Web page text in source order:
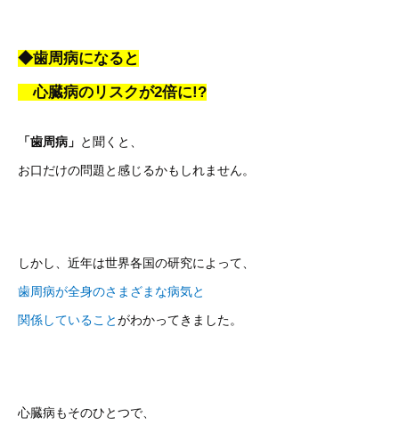
◆歯周病になると
心臓病のリスクが2倍に!?
「歯周病」 と聞くと、
お口だけの問題と感じるかもしれません。
しかし、近年は世界各国の研究によって、
歯周病が全身のさまざまな病気と
関係していることがわかってきました。
心臓病もそのひとつで、